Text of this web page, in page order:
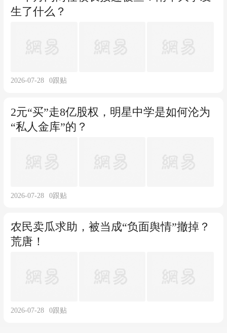
生了什么？
2026-07-28 0跟贴
2元“买”走8亿股权，明星中学是如何沦为
“私人金库”的？
2026-07-28 0跟贴
农民卖瓜求助，被当成“负面舆情”撤掉？
荒唐！
2026-07-28 0跟贴